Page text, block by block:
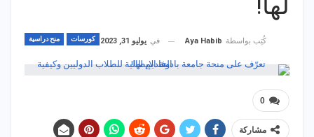
كورسات منح دراسية كُتِب بواسطة Aya Habib في يوليو 31, 2023
0
مشاركة